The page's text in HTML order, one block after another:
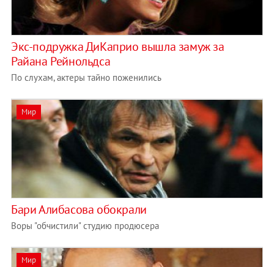
Экс-подружка ДиКаприо вышла замуж за
Райана Рейнольдса
По слухам, актеры тайно поженились
Мир
Бари Алибасова обокрали
Воры "обчистили" студию продюсера
Мир